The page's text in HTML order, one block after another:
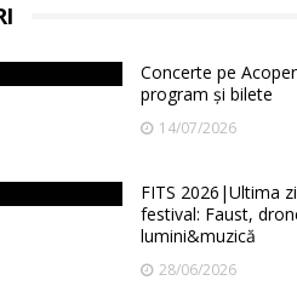
Concerte pe
program și bilete
14/07/2026
FITS 2026|Ultima
festival: Faust,
lumini&muzică
28/06/2026